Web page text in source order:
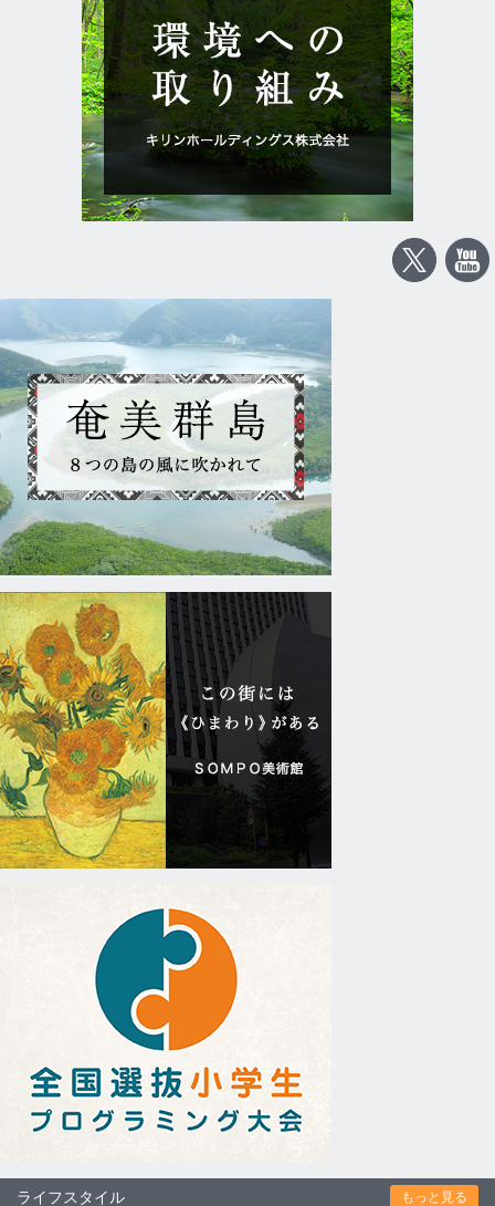
ライフスタイル もっと見る